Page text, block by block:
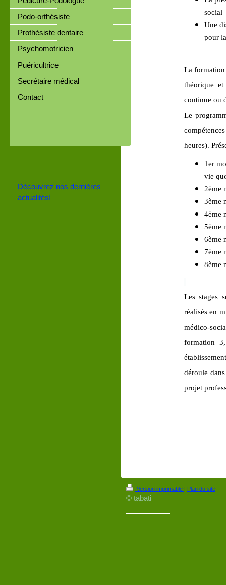
social
Une
pour
La
théorique
continue ou
Le
heures).
1er
vie
2ème
3ème
4ème
5ème
6ème
7ème
8ème
Les stages
réalisés en
médico-
formation
déroule
projet
Podo-orthésiste
Prothésiste dentaire
Psychomotricien
Puéricultrice
Secrétaire médical
Contact
Découvrez nos dernières
actualités!
Version imprimable | Plan du site
© tabati